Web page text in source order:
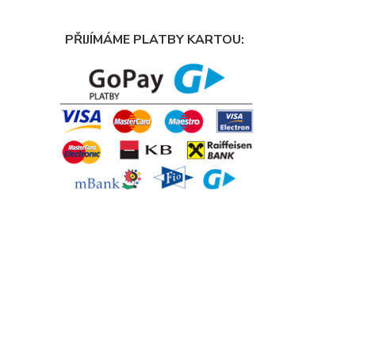
PŘIJÍMÁME PLATBY KARTOU: